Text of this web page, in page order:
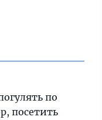
по
посетить